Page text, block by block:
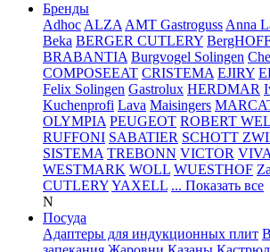
Бренды
Adhoc ALZA AMT Gastroguss Anna
Beka BERGER CUTLERY
BRABANTIA Burgvogel Solingen
COMPOSEEAT CRISTEMA EJIRY
Felix Solingen Gastrolux HERDMAR
Kuchenprofi Lava Maisingers
OLYMPIA PEUGEOT ROBERT
RUFFONI SABATIER SCHOTT
SISTEMA TREBONN VICTOR
WESTMARK WOLL WUESTHOF
CUTLERYYAXELL ... Показать все
N
Посуда
Адаптеры для индукционных плит